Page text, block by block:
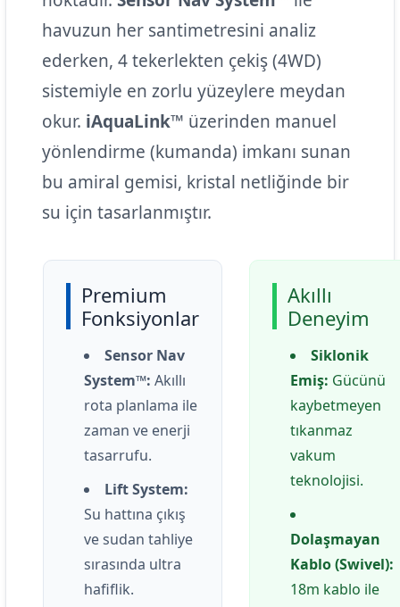
havuzun her santimetresini analiz
ederken, 4 tekerlekten çekiş (4WD)
sistemiyle en zorlu yüzeylere meydan
okur. iAquaLink™ üzerinden manuel
yönlendirme (kumanda) imkanı sunan
bu amiral gemisi, kristal netliğinde bir
su için tasarlanmıştır.
Premium
Fonksiyonlar
Sensor Nav
System™: Akıllı
rota planlama ile
zaman ve enerji
tasarrufu.
Lift System:
Su hattına çıkış
ve sudan tahliye
sırasında ultra
hafiflik.
Akıllı
Deneyim
Siklonik
Emiş: Gücünü
kaybetmeyen
tıkanmaz
vakum
teknolojisi.
Dolaşmayan
Kablo (Swivel):
18m kablo ile